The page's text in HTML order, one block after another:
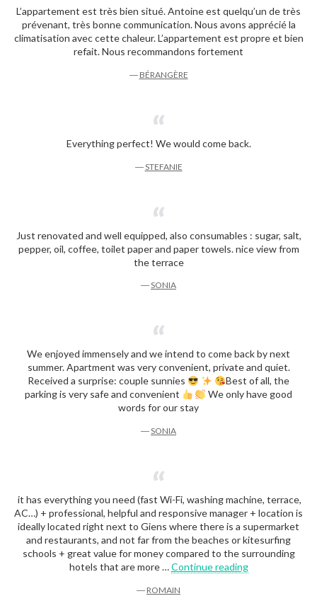
L’appartement est très bien situé. Antoine est quelqu’un de très
prévenant, très bonne communication. Nous avons apprécié la
climatisation avec cette chaleur. L’appartement est propre et bien
refait. Nous recommandons fortement
― BÉRANGÈRE
Everything perfect! We would come back.
―STEFANIE
Just renovated and well equipped, also consumables : sugar, salt,
pepper, oil, coffee, toilet paper and paper towels. nice view from
the terrace
―SONIA
We enjoyed immensely and we intend to come back by next
summer. Apartment was very convenient, private and quiet.
Received a surprise: couple sunnies
Best of all, the
parking is very safe and convenient
We only have good
words for our stay
―SONIA
it has everything you need (fast Wi-Fi, washing machine, terrace,
AC…) + professional, helpful and responsive manager + location is
ideally located right next to Giens where there is a supermarket
and restaurants, and not far from the beaches or kitesurfing
schools + great value for money compared to the surrounding
hotels that are more …Continue reading“Romain”
― ROMAIN